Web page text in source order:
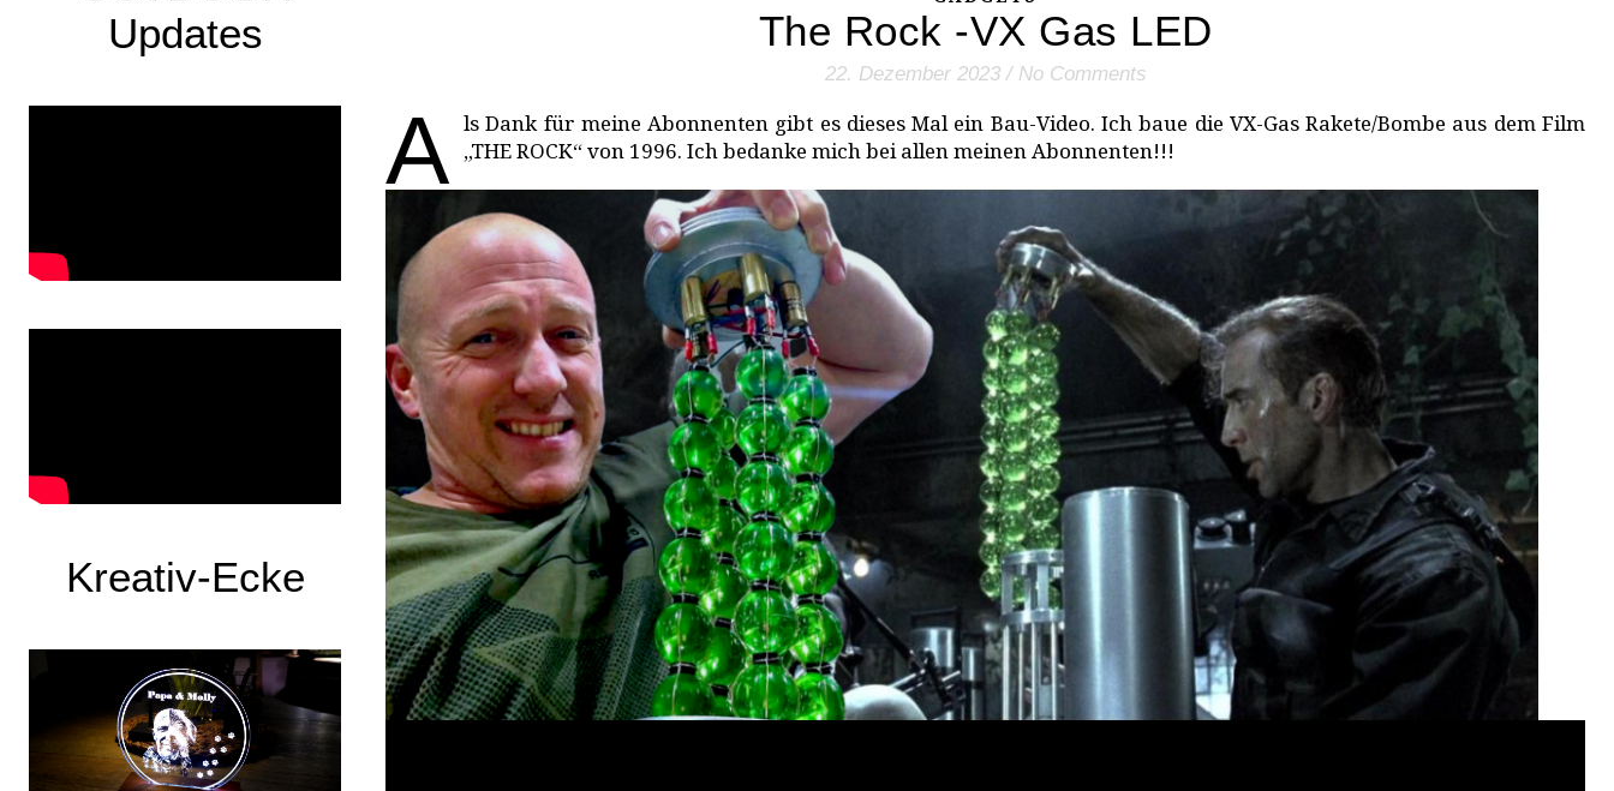
Updates
Kreativ-Ecke
The Rock -VX Gas LED
22. Dezember 2023 / No Comments
A ls Dank für meine Abonnenten gibt es dieses Mal ein Bau-Video. Ich baue die VX-Gas Rakete/Bombe aus dem Film
„THE ROCK“ von 1996. Ich bedanke mich bei allen meinen Abonnenten!!!